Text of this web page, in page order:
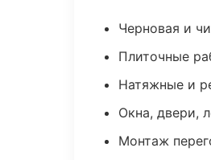
Черновая и
Плиточные
Натяжные и
Окна, двери,
Монтаж